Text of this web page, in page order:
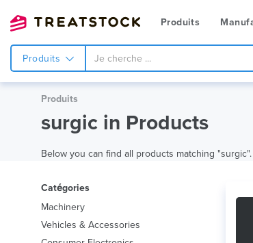
Produits
Produits
Produits
surgic in Products
Below you can find all products matching
Catégories
Machinery
Vehicles & Accessories